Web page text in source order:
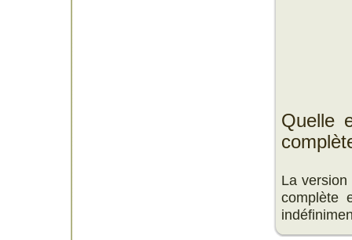
Quelle
La
complète